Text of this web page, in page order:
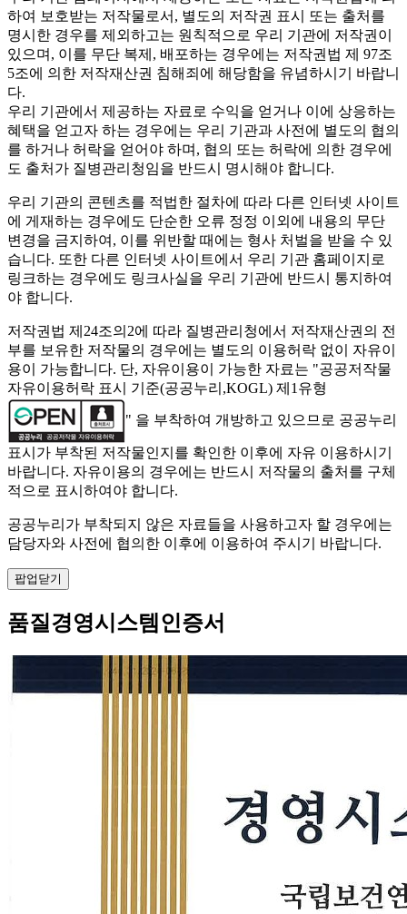
하여 보호받는 저작물로서, 별도의 저작권 표시 또는 출처를
명시한 경우를 제외하고는 원칙적으로 우리 기관에 저작권이
있으며, 이를 무단 복제, 배포하는 경우에는 저작권법 제 97조
5조에 의한 저작재산권 침해죄에 해당함을 유념하시기 바랍니
다.
우리 기관에서 제공하는 자료로 수익을 얻거나 이에 상응하는
혜택을 얻고자 하는 경우에는 우리 기관과 사전에 별도의 협의
를 하거나 허락을 얻어야 하며, 협의 또는 허락에 의한 경우에
도 출처가 질병관리청임을 반드시 명시해야 합니다.
우리 기관의 콘텐츠를 적법한 절차에 따라 다른 인터넷 사이트
에 게재하는 경우에도 단순한 오류 정정 이외에 내용의 무단
변경을 금지하여, 이를 위반할 때에는 형사 처벌을 받을 수 있
습니다. 또한 다른 인터넷 사이트에서 우리 기관 홈페이지로
링크하는 경우에도 링크사실을 우리 기관에 반드시 통지하여
야 합니다.
저작권법 제24조의2에 따라 질병관리청에서 저작재산권의 전
부를 보유한 저작물의 경우에는 별도의 이용허락 없이 자유이
용이 가능합니다. 단, 자유이용이 가능한 자료는 "공공저작물
자유이용허락 표시 기준(공공누리,KOGL) 제1유형
" 을 부착하여 개방하고 있으므로 공공누리
표시가 부착된 저작물인지를 확인한 이후에 자유 이용하시기
바랍니다. 자유이용의 경우에는 반드시 저작물의 출처를 구체
적으로 표시하여야 합니다.
공공누리가 부착되지 않은 자료들을 사용하고자 할 경우에는
담당자와 사전에 협의한 이후에 이용하여 주시기 바랍니다.
팝업닫기
품질경영시스템인증서